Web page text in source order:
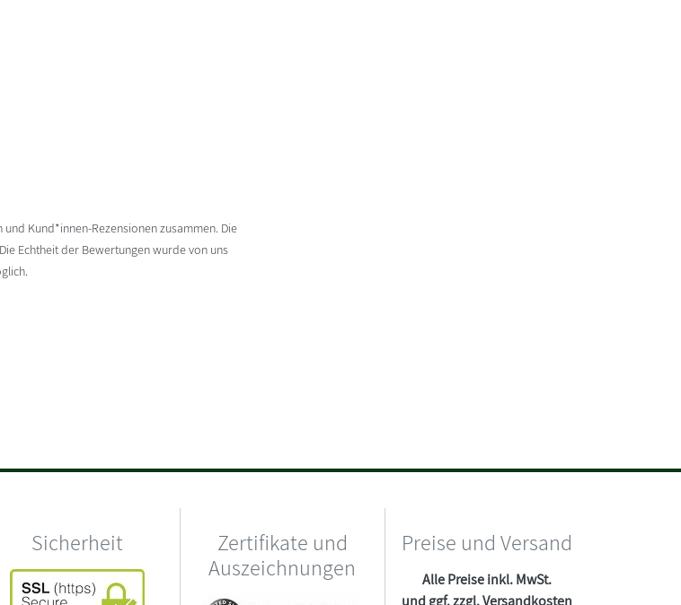
Kund*innen-Rezensionen zusammen. Die
Echtheit der Bewertungen wurde von uns
Sicherheit
Zertifikate und
Auszeichnungen
Preise und Versand
Alle Preise inkl. MwSt.
und ggf. zzgl.Versandkosten